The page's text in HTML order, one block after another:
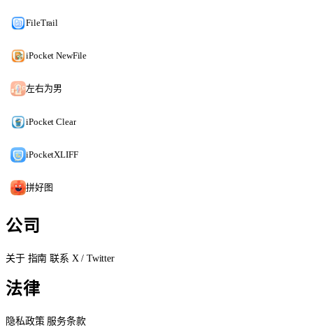
FileTrail
iPocket NewFile
左右为男
iPocket Clear
iPocketXLIFF
拼好图
公司
关于 指南联系 X / Twitter
法律
隐私政策 服务条款